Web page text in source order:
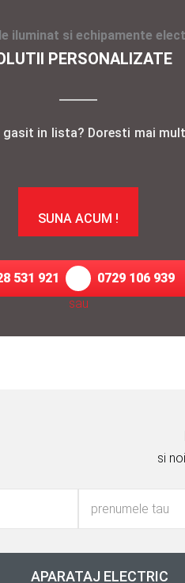
iluminat si echipamente
PERSONALIZATE
gasit in lista? Doresti mai
SUNA ACUM !
531 921
sau
0729 106 939
si
APARATAJ ELECTRIC